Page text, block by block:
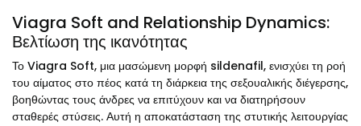
Viagra Soft and Relationship Dynamics:
Βελτίωση της ικανότητας
Το Viagra Soft, μια μασώμενη μορφή sildenafil, ενισχύει τη ροή
του αίματος στο πέος κατά τη διάρκεια της σεξουαλικής διέγερσης,
βοηθώντας τους άνδρες να επιτύχουν και να διατηρήσουν
σταθερές στύσεις. Αυτή η αποκατάσταση της στυτικής λειτουργίας